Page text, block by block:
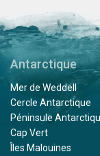
Antarctique
Mer de Weddell
Cercle Antarctique
Péninsule
Cap Vert
Îles Malouines